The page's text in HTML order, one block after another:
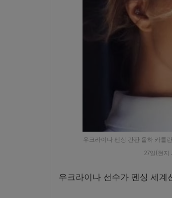
우크라이나 펜싱 간판 올하 카를
27일(현지
우크라이나 선수가 펜싱 세계